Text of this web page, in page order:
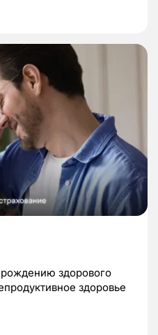
здорового
здоровье